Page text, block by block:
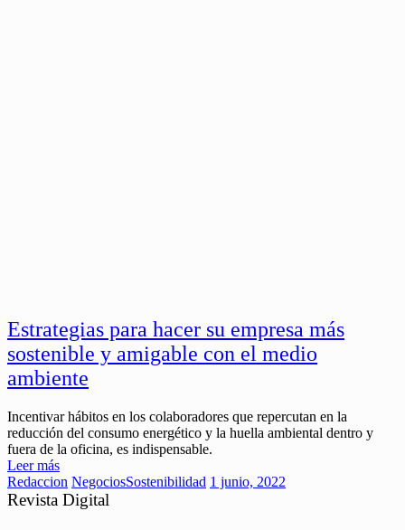
Estrategias para hacer su empresa más
sostenible y amigable con el medio
ambiente
Incentivar hábitos en los colaboradores que repercutan en la
reducción del consumo energético y la huella ambiental dentro y
fuera de la oficina, es indispensable.
Leer más
Redaccion NegociosSostenibilidad 1 junio, 2022
Revista Digital